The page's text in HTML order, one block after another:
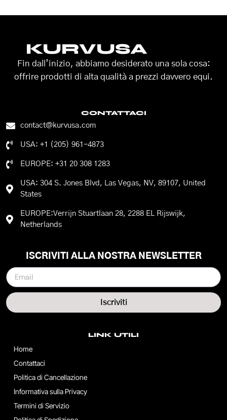
KURVUSA
Fin dall’inizio, abbiamo desiderato una sola cosa:
offrire prodotti di alta qualità a prezzi davvero equi.
CONTATTACI
contact@kurvusa.com
USA: +1 (205) 961-4873
EUROPE: +31 20 308 1283
USA: 304 S. Jones Blvd, Las Vegas, NV, 89107, United
States
EUROPE:Verrijn Stuartlaan 28, 2288 EL Rijswijk,
Netherlands
LINK UTILI
Home
Contattaci
Politica di Cancellazione
Informativa sulla Privacy
Termini di Servizio
ISCRIVITI ALLA NOSTRA NEWSLETTER
Iscriviti